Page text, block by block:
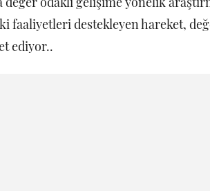
faaliyetleri destekleyen hareket,
ediyor..